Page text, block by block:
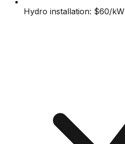
Hydro installation: $60/kW